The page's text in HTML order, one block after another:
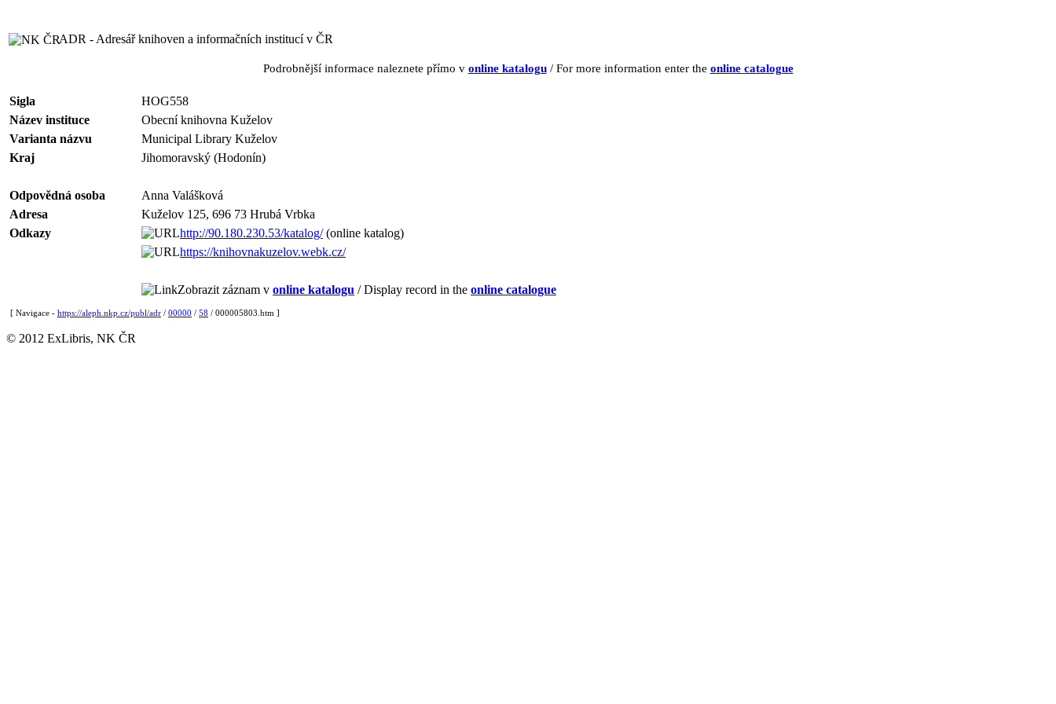
ADR - Adresář knihoven a informačních institucí v ČR
Podrobnější informace naleznete přímo v online katalogu/ For more information enter the online catalogue
Sigla
HOG558
Název instituce
Obecní knihovna Kuželov
Varianta názvu
Municipal Library Kuželov
Kraj
Jihomoravský (Hodonín)
Odpovědná osoba
Anna Valášková
Adresa
Kuželov 125, 696 73 Hrubá Vrbka
Odkazy
http://90.180.230.53/katalog/(online katalog)
https://knihovnakuzelov.webk.cz/
Zobrazit záznam v online katalogu / Display record in the online catalogue
[ Navigace - https://aleph.nkp.cz/publ/adr / 00000 / 58 / 000005803.htm ]
© 2012 ExLibris, NK ČR